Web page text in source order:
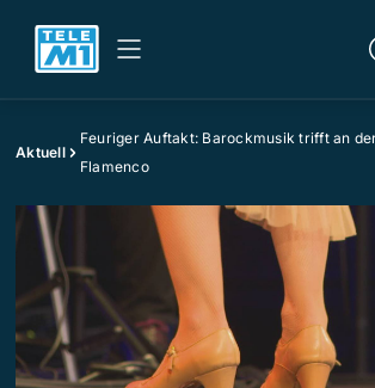
Aktuell
Feuriger Auftakt: Barockmusik trifft an
Flamenco